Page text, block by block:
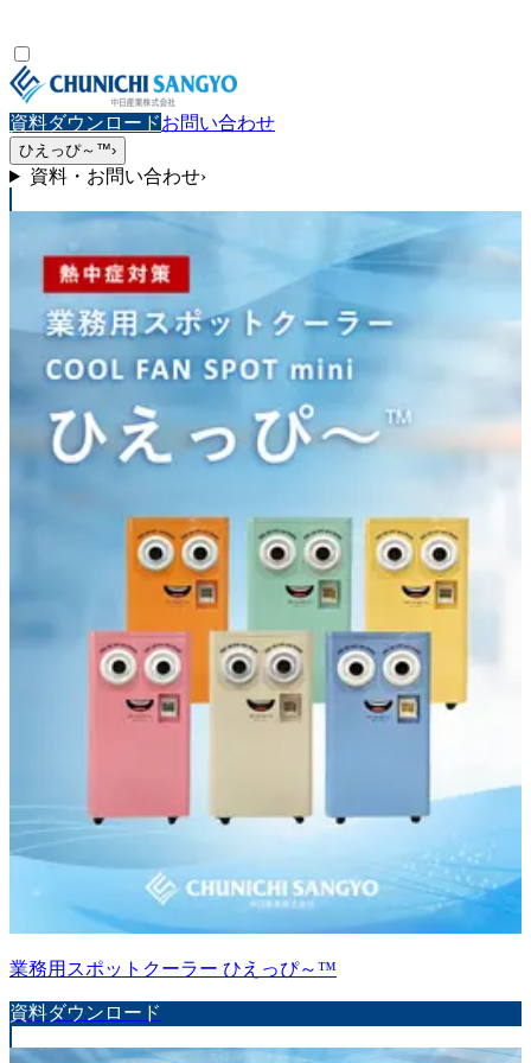
資料ダウンロードお問い合わせ
ひえっぴ～™›
資料・お問い合わせ›
業務用スポットクーラー ひえっぴ～™
資料ダウンロード